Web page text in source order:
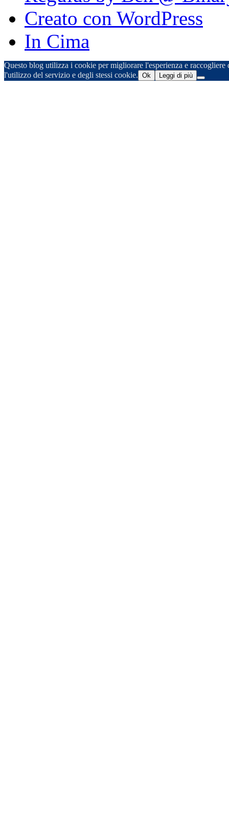
Creato con WordPress
In Cima
Questo blog utilizza i cookie per migliorare l'esperienza e
l'utilizzo del servizio e degli stessi cookie. Ok Leggi di più